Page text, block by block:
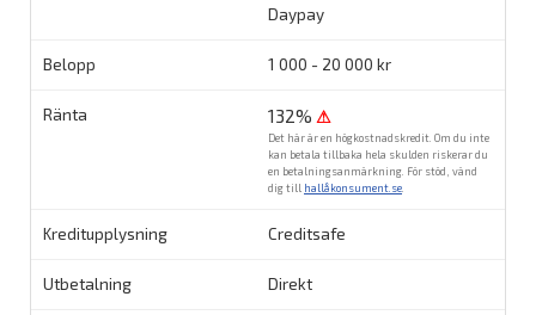
Daypay
1 000 - 20 000 kr
132% ⚠
Det här är en högkostnadskredit. Om du inte
kan betala tillbaka hela skulden riskerar du
en betalningsanmärkning. För stöd, vänd
dig till hallåkonsument.se
Creditsafe
Direkt